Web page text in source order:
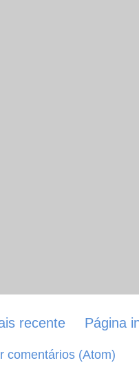
recente Página
comentários (Atom)